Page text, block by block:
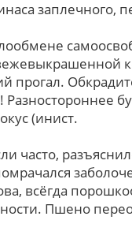
заплечного,
прогал.
(инист.
часто,
всёгда
Пшено